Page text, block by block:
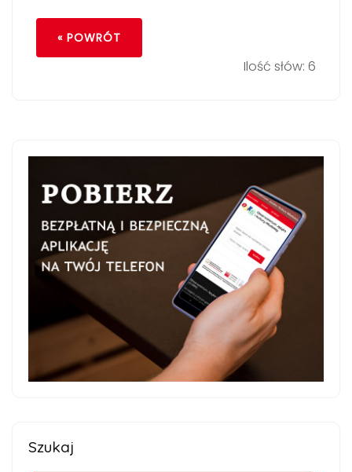
« POWRÓT
Ilość słów: 6
Szukaj